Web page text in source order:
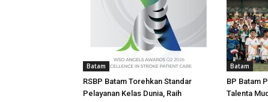
Batam
RSBP Batam Torehkan Standar
Pelayanan Kelas Dunia, Raih
Batam
BP Batam
Talenta